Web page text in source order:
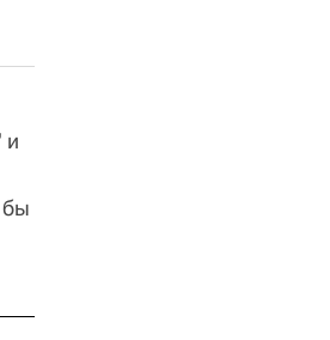
и
бы